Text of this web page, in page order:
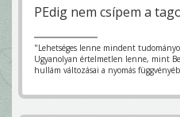
PEdig nem csípem a
"Lehetséges lenne mindent
Ugyanolyan értelmetlen lenne, mint
hullám változásai a nyomás